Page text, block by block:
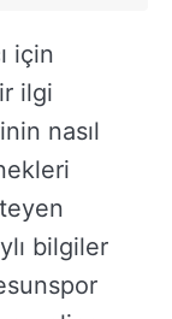
için
ilgi
nasıl
bilgiler